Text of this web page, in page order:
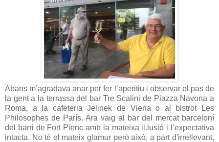
Abans m’agradava anar per fer l’aperitiu i observar el pas de
la gent a la terrassa del bar Tre Scalini de Piazza Navona a
Roma, a la cafeteria Jelinek de Viena o al bistrot Les
Philosophes de París. Ara vaig al bar del mercat barceloní
del barri de Fort Pienc amb la mateixa il.lusió i l’expectativa
intacta. No té el mateix glamur però això, a part d'irrellevant,